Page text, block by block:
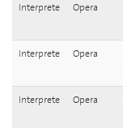
Interprete Opera
Interprete Opera
Interprete Opera